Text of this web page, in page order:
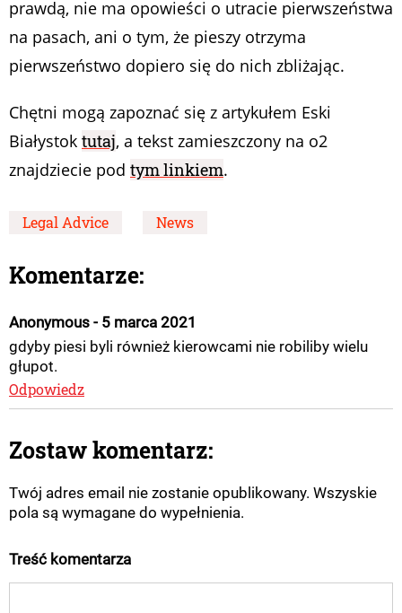
prawdą, nie ma opowieści o utracie pierwszeństwa
na pasach, ani o tym, że pieszy otrzyma
pierwszeństwo dopiero się do nich zbliżając.
Chętni mogą zapoznać się z artykułem Eski
Białystok tutaj, a tekst zamieszczony na o2
znajdziecie pod tym linkiem.
Legal Advice News
Komentarze:
Anonymous - 5 marca 2021
gdyby piesi byli również kierowcami nie robiliby wielu
głupot.
Odpowiedz
Zostaw komentarz:
Twój adres email nie zostanie opublikowany. Wszyskie
pola są wymagane do wypełnienia.
Treść komentarza